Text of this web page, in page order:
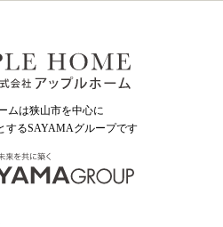
ムは狭山市を中心に
するSAYAMAグループです